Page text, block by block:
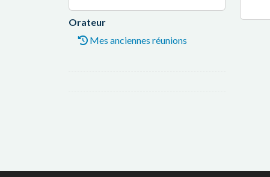
Orateur
Mes anciennes réunions